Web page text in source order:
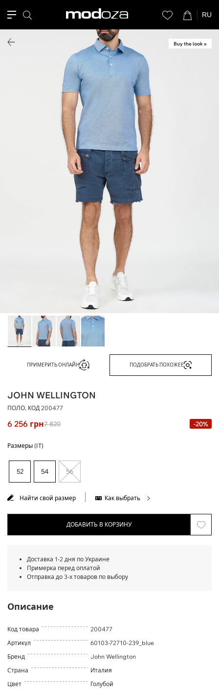
RU
Buy the look »
ПРИМЕРИТЬ ОНЛАЙН ПОДОБРАТЬ ПОХОЖЕЕ
JOHN WELLINGTON
ПОЛО, КОД 200477
6 256 грн7 820 -20%
Размеры (IT)
52 54 56
Найти свой размер Как выбрать
ДОБАВИТЬ В КОРЗИНУ
Доставка 1-2 дня по Украине
Примерка перед оплатой
Отправка до 3-х товаров по выбору
Описание
Код товара
200477
Артикул
60103-72710-239_blue
Бренд
John Wellington
Страна
Италия
Цвет
Голубой